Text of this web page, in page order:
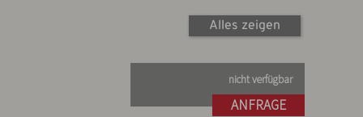
Alles zeigen
nicht verfügbar
ANFRAGE